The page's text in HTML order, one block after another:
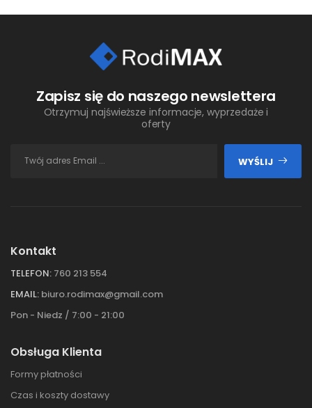
Zapisz się do naszego newslettera
Otrzymuj najświeższe informacje, wyprzedaże i
oferty
WYŚLIJ
Kontakt
TELEFON: 760 213 554
EMAIL: biuro.rodimax@gmail.com
Pon - Niedz / 7:00 - 21:00
Obsługa Klienta
Formy płatności
Czas i koszty dostawy